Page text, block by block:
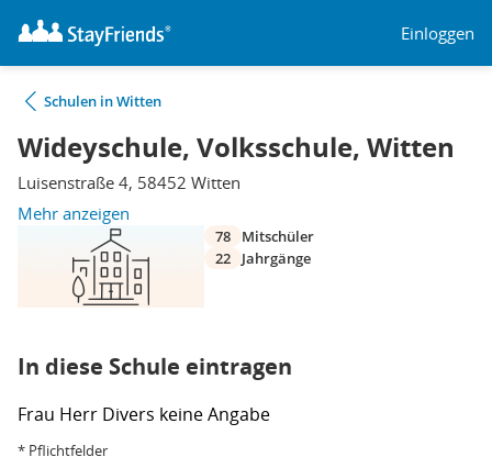
Einloggen
Schulen in Witten
Wideyschule, Volksschule, Witten
Luisenstraße 4, 58452 Witten
Mehr anzeigen
78
Mitschüler
22
Jahrgänge
In diese Schule eintragen
Frau Herr Divers keine Angabe
* Pflichtfelder